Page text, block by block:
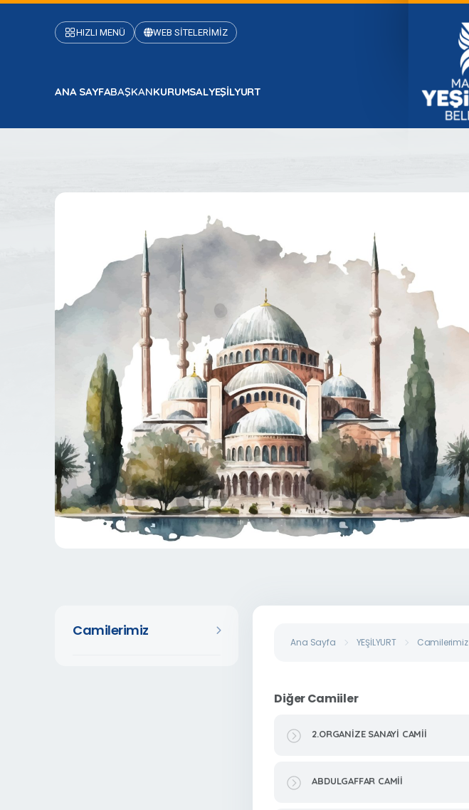
HIZLI MENÜ WEB SİTELERİMİZ
ANA SAYFABAŞKANKURUMSALYEŞİLYURT
Camilerimiz
Ana Sayfa YEŞİLYURT Camilerimiz
Diğer Camiiler
2.ORGANİZE SANAYİ CAMİİ
ABDULGAFFAR CAMİİ